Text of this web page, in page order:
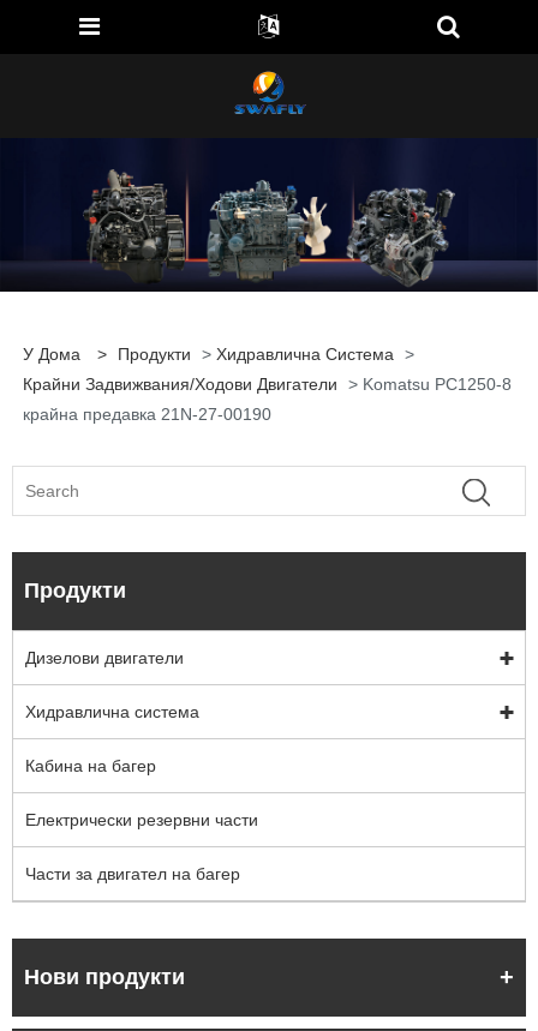
У Дома > Продукти > Хидравлична Система >
Крайни Задвижвания/ходови Двигатели
> Komatsu PC1250-8
крайна предавка 21N-27-00190
Продукти
Дизелови двигатели
Хидравлична система
Кабина на багер
Електрически резервни части
Части за двигател на багер
Нови продукти